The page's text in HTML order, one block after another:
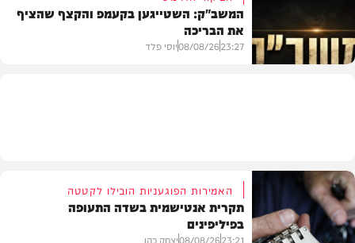
בית המדרש
המשב"ק: השטייגען בקעמפ והקצף שהציף
את הבריכה
23:27
08/08/26יוסי פלד
האמירות הפוגעניות הובילו לקטטה
תקרית אנטישמית בשדה התעופה
בפיליפינים
23:21
08/08/26יצחק כהן